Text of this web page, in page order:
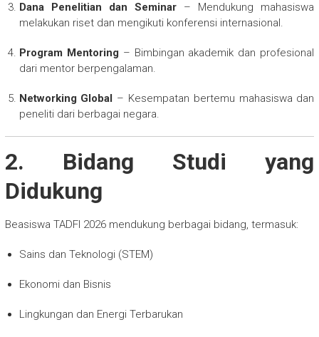
Dana Penelitian dan Seminar – Mendukung mahasiswa
melakukan riset dan mengikuti konferensi internasional.
Program Mentoring – Bimbingan akademik dan profesional
dari mentor berpengalaman.
Networking Global – Kesempatan bertemu mahasiswa dan
peneliti dari berbagai negara.
2. Bidang Studi yang
Didukung
Beasiswa TADFI 2026 mendukung berbagai bidang, termasuk:
Sains dan Teknologi (STEM)
Ekonomi dan Bisnis
Lingkungan dan Energi Terbarukan